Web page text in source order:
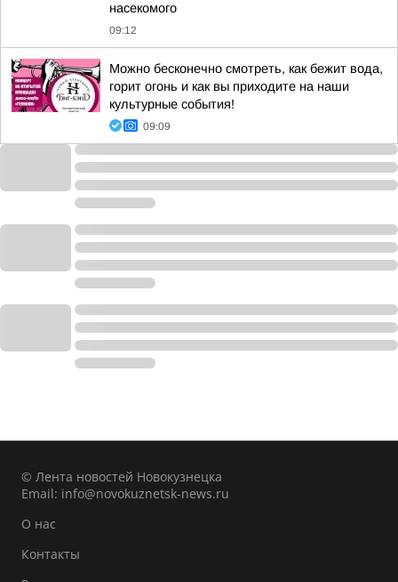
насекомого
09:12
Можно бесконечно смотреть, как бежит вода,
горит огонь и как вы приходите на наши
культурные события!
09:09
© Лента новостей Новокузнецка
Email: info@novokuznetsk-news.ru
О нас
Контакты